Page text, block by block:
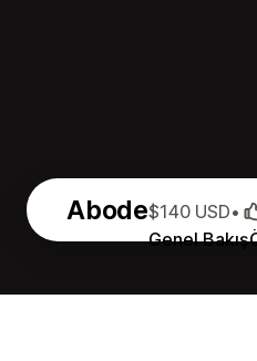
Abode
Genel Bakış
$140 USD•